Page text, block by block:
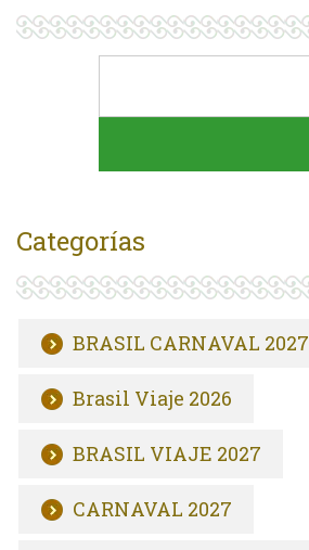
Categorías
BRASIL CARNAVAL 2027
Brasil Viaje 2026
BRASIL VIAJE 2027
CARNAVAL 2027